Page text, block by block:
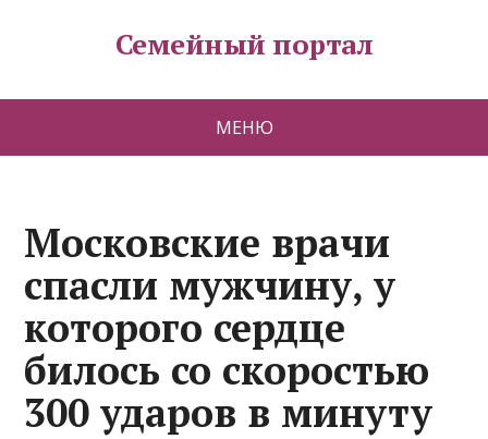
Семейный портал
МЕНЮ
Московские врачи
спасли мужчину, у
которого сердце
билось со скоростью
300 ударов в минуту